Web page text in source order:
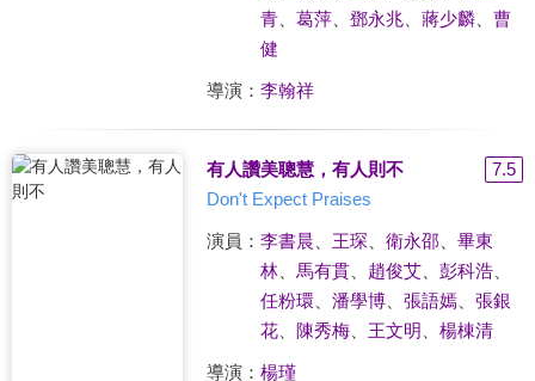
青、 葛萍、 鄧永兆、 蔣少麟、 曹
健
導演： 李翰祥
有人讚美聰慧，有人則不
7.5
Don't Expect Praises
演員： 李書晨 王琛 衛永邵
畢東
林、 馬有貫、 趙俊艾、 彭科浩、
任粉環、 潘學博、 張語嫣、 張銀
花、 陳秀梅、 王文明 楊棟清
導演： 楊瑾